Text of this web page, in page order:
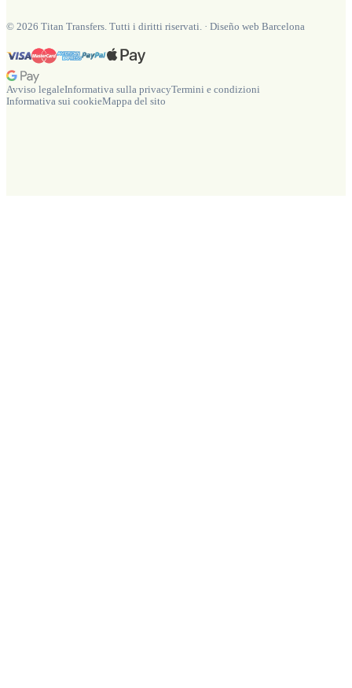
© 2026 Titan Transfers. Tutti i diritti riservati. · Diseño web Barcelona
Avviso legaleInformativa sulla privacyTermini e condizioni
Informativa sui cookieMappa del sito